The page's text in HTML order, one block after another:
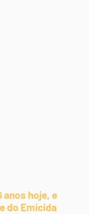
anos hoje, e
do Emicida